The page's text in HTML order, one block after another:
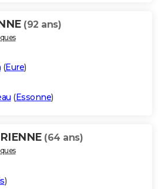
(92 ans)
(Eure)
(Essonne)
(64 ans)
)